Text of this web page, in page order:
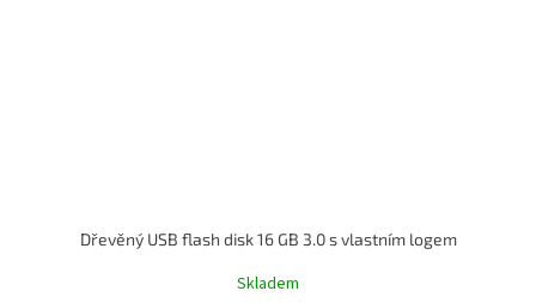
Dřevěný USB flash disk 16 GB 3.0 s vlastním logem
Skladem